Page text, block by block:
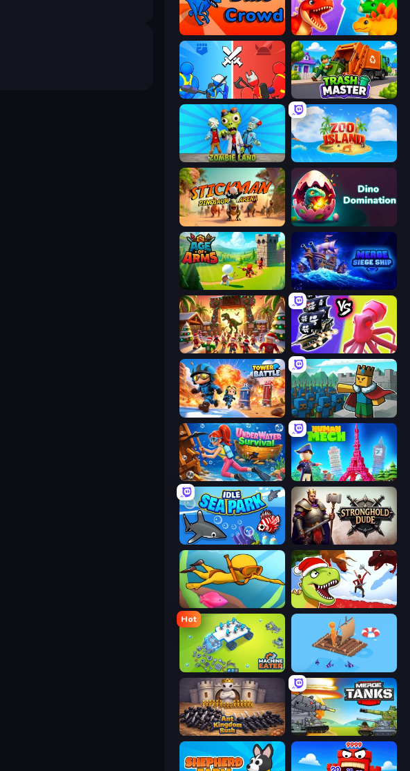
Dino Crowd Idle Dino Farm Tycoon Simulator 3D
State Wars: Conquer Them All Trash Master
Zombie Land Zoo Island
Stickman: Dinosaur Arena Dino Domination
Age Of Arms Merge: Siege Ship
My Dinoland Merge Pirates Caribbean Battle
Tower Battle Cube Commander
Underwater Survival Human Mech
Idle Sea Park Stronghold Dude
My Crystal Underwater Dino Survival: 3D Simulator
Hot
Machine Eater Fishland
Ant Kingdom Rush Merge Master Tanks: Tank Wars